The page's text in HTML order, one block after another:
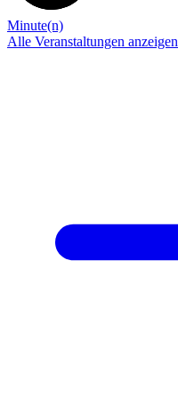
Minute(n)
Alle Veranstaltungen anzeigen